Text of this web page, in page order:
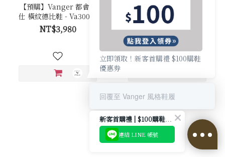
【預購】Vanger 都會雅
仕 橫紋德比鞋 - Va300咖
NT$3,980
【現貨】Vanger 都會雅
仕 橫紋德比鞋 - Va300咖
NT$3,980
立即領取！新客首購禮 $100購鞋
優惠券
回覆至 Vanger 風格鞋履
新客首購禮 | $100購鞋優惠券
連結 LINE 帳號